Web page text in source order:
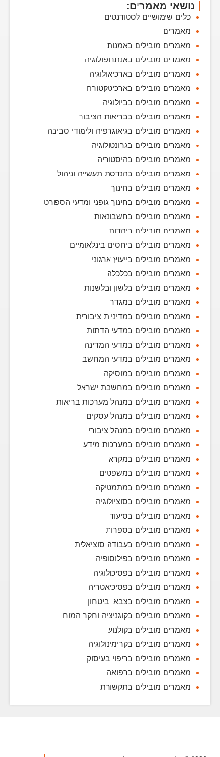
נושאי מאמרים:
כלים שימושיים לסטודנטים
מאמרים
מאמרים מובילים באמנות
מאמרים מובילים באנתרופולוגיה
מאמרים מובילים בארכיאולוגיה
מאמרים מובילים בארכיטקטורה
מאמרים מובילים בביולוגיה
מאמרים מובילים בבריאות הציבור
מאמרים מובילים בגיאוגרפיה ולימודי סביבה
מאמרים מובילים בגרונטולוגיה
מאמרים מובילים בהיסטוריה
מאמרים מובילים בהנדסת תעשייה וניהול
מאמרים מובילים בחינוך
מאמרים מובילים בחינוך גופני ומדעי הספורט
מאמרים מובילים בחשבונאות
מאמרים מובילים ביהדות
מאמרים מובילים ביחסים בינלאומיים
מאמרים מובילים בייעוץ ארגוני
מאמרים מובילים בכלכלה
מאמרים מובילים בלשון ובלשנות
מאמרים מובילים במגדר
מאמרים מובילים במדיניות ציבורית
מאמרים מובילים במדעי הדתות
מאמרים מובילים במדעי המדינה
מאמרים מובילים במדעי המחשב
מאמרים מובילים במוסיקה
מאמרים מובילים במחשבת ישראל
מאמרים מובילים במנהל מערכות בריאות
מאמרים מובילים במנהל עסקים
מאמרים מובילים במנהל ציבורי
מאמרים מובילים במערכות מידע
מאמרים מובילים במקרא
מאמרים מובילים במשפטים
מאמרים מובילים במתמטיקה
מאמרים מובילים בסוציולוגיה
מאמרים מובילים בסיעוד
מאמרים מובילים בספרות
מאמרים מובילים בעבודה סוציאלית
מאמרים מובילים בפילוסופיה
מאמרים מובילים בפסיכולוגיה
מאמרים מובילים בפסיכיאטריה
מאמרים מובילים בצבא וביטחון
מאמרים מובילים בקוגניציה וחקר המוח
מאמרים מובילים בקולנוע
מאמרים מובילים בקרימינולוגיה
מאמרים מובילים בריפוי בעיסוק
מאמרים מובילים ברפואה
מאמרים מובילים בתקשורת